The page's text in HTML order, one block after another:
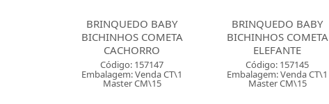
BRINQUEDO BABY
BICHINHOS COMETA
CACHORRO
Código: 157147
Embalagem: Venda CT\1
Master CM\15
BRINQUEDO BABY
BICHINHOS COMETA
ELEFANTE
Código: 157145
Embalagem: Venda CT\1
Master CM\15